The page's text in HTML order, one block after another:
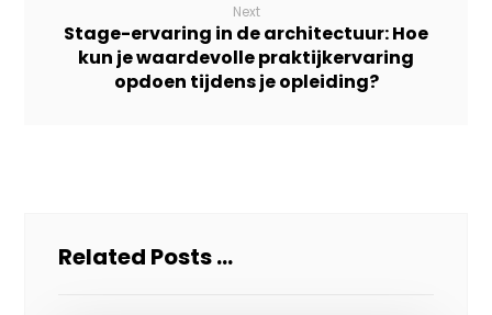
Next
Stage-ervaring in de architectuur: Hoe
kun je waardevolle praktijkervaring
opdoen tijdens je opleiding?
Related Posts ...